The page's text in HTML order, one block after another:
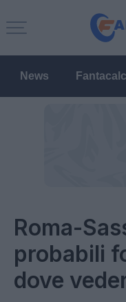
News
Roma-
probabili
dove